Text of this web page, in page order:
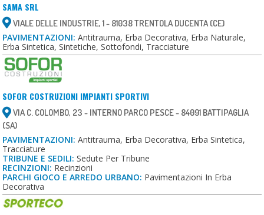
SAMA SRL
VIALE DELLE INDUSTRIE, 1 - 81038 TRENTOLA DUCENTA (CE)
PAVIMENTAZIONI: Antitrauma, Erba Decorativa, Erba Naturale,
Erba Sintetica, Sintetiche, Sottofondi, Tracciature
SOFOR COSTRUZIONI IMPIANTI SPORTIVI
VIA C. COLOMBO, 23 - INTERNO PARCO PESCE - 84091 BATTIPAGLIA
(SA)
PAVIMENTAZIONI: Antitrauma, Erba Decorativa, Erba Sintetica,
Tracciature
TRIBUNE E SEDILI: Sedute Per Tribune
RECINZIONI: Recinzioni
PARCHI GIOCO E ARREDO URBANO: Pavimentazioni In Erba
Decorativa